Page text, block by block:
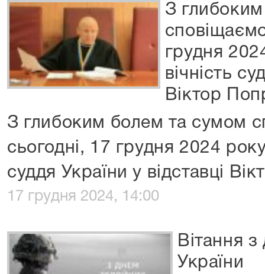
З
грудня
вічність
Віктор
З глибоким болем та сумом
сьогодні, 17 грудня 2024
суддя України у відставці
17 грудня 2024, 14:00
Вітання
України